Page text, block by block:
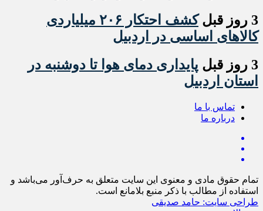
3 روز قبل
کشف احتکار ۲۰۶ میلیاردی
کالاهای اساسی در اردبیل
3 روز قبل
پایداری دمای هوا تا دوشنبه در
استان اردبیل
تماس با ما
درباره ما
تمام حقوق مادی و معنوی این سایت متعلق به حرف‌آور می‌باشد و
استفاده از مطالب با ذکر منبع بلامانع است.
طراحی سایت: حامد صدیقی